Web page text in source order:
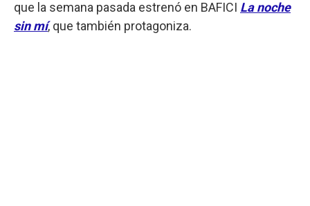
que la semana pasada estrenó en BAFICI La noche
sin mí, que también protagoniza.